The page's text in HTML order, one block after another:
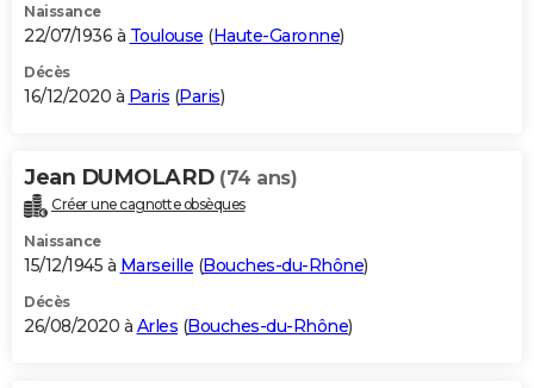
Naissance
22/07/1936 à Toulouse (Haute-Garonne)
Décès
16/12/2020 à Paris (Paris)
Jean DUMOLARD (74 ans)
Créer une cagnotte obsèques
Naissance
15/12/1945 à Marseille (Bouches-du-Rhône)
Décès
26/08/2020 à Arles (Bouches-du-Rhône)